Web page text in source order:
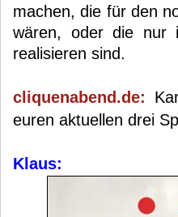
machen, die für den
wären, oder die nur
realisieren sind.
cliquenabend.de:
euren aktuellen drei
Klaus: